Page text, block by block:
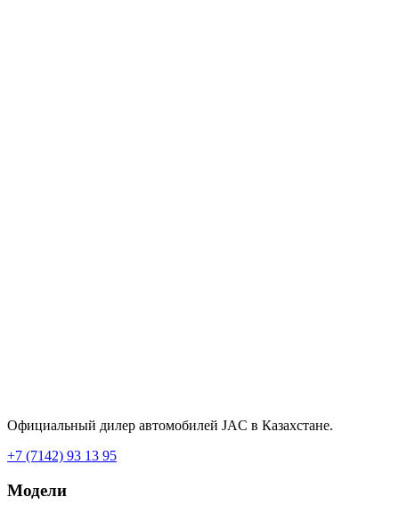
Официальный дилер автомобилей JAC в Казахстане.
+7 (7142) 93 13 95
Модели